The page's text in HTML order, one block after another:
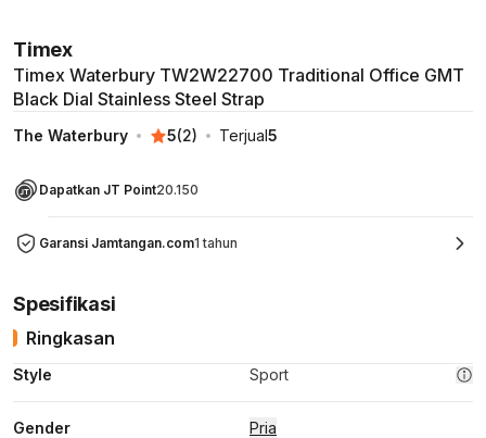
Timex
Timex Waterbury TW2W22700 Traditional Office GMT
Black Dial Stainless Steel Strap
The Waterbury 5(2) Terjual5
Dapatkan JT Point20.150
Garansi Jamtangan.com1 tahun
Spesifikasi
Ringkasan
Style Sport
Gender Pria